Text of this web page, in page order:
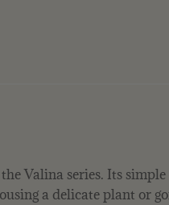
Valina series. Its simple
a delicate plant or